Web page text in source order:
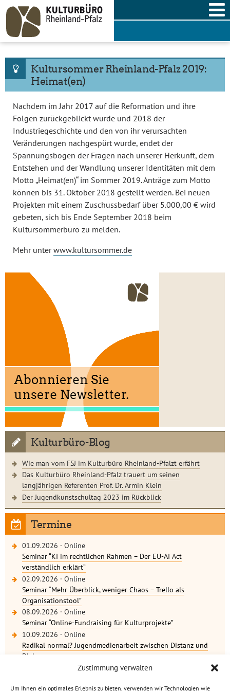
Zustimmung verwalten
Um Ihnen ein optimales Erlebnis zu bieten, verwenden wir Technologien wie
Skip
content
Kultursommer Rheinland-Pfalz 2019:
Heimat(en)
Nachdem im Jahr 2017 auf die Reformation und ihre
Folgen zurückgeblickt wurde und 2018 der
Industriegeschichte und den von ihr verursachten
Veränderungen nachgespürt wurde, endet der
Spannungsbogen der Fragen nach unserer Herkunft, dem
Entstehen und der Wandlung unserer Identitäten mit dem
Motto „Heimat(en)“ im Sommer 2019. Anträge zum Motto
können bis 31. Oktober 2018 gestellt werden. Bei neuen
Projekten mit einem Zuschussbedarf über 5.000,00 € wird
gebeten, sich bis Ende September 2018 beim
Kultursommerbüro zu melden.
Mehr unterwww.kultursommer.de
Kulturbüro-Blog
Wie man vom FSJ im Kulturbüro Rheinland-Pfalzt erfährt
Das Kulturbüro Rheinland-Pfalz trauert um seinen
langjährigen Referenten Prof. Dr. Armin Klein
Der Jugendkunstschultag 2023 im Rückblick
Termine
01.09.2026 · Online
Seminar “KI im rechtlichen Rahmen – Der EU-AI Act
verständlich erklärt”
02.09.2026 · Online
Seminar “Mehr Überblick, weniger Chaos – Trello als
Organisationstool”
08.09.2026 · Online
Seminar “Online-Fundraising für Kulturprojekte”
10.09.2026 · Online
Radikal normal? Jugendmedienarbeit zwischen Distanz und
Dialog